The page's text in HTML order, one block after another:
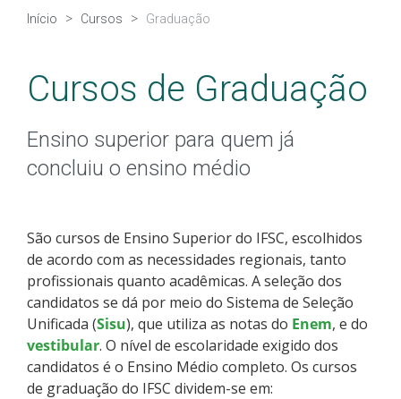
Cursos Técnicos
Qualificação Profissional
Pós-graduação
Educação de Jovens e Adultos
Transferências e retornos
PartiuIF
Parcerias
Início Cursos Graduação
Cursos de Graduação
Ensino superior para quem já
concluiu o ensino médio
São cursos de Ensino Superior do IFSC, escolhidos
de acordo com as necessidades regionais, tanto
profissionais quanto acadêmicas. A seleção dos
candidatos se dá por meio do Sistema de Seleção
Unificada (Sisu), que utiliza as notas do Enem, e do
vestibular. O nível de escolaridade exigido dos
candidatos é o Ensino Médio completo. Os cursos
de graduação do IFSC dividem-se em: